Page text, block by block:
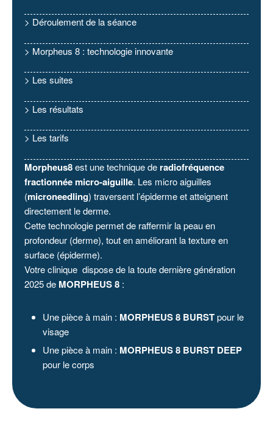
> Déroulement de la séance
> Morpheus 8 : technologie innovante
> Les suites
> Les résultats
> Les tarifs
Morpheus8est une technique de radiofréquence
fractionnée micro-aiguille. Les micro aiguilles
(microneedling) traversent l’épiderme et atteignent
directement le derme.
Cette technologie permet de raffermir la peau en
profondeur (derme), tout en améliorant la texture en
surface (épiderme).
Votre clinique dispose de la toute dernière génération
2025 de MORPHEUS 8 :
Une pièce à main : MORPHEUS 8 BURSTpour le
visage
Une pièce à main : MORPHEUS 8 BURST DEEP
pour le corps